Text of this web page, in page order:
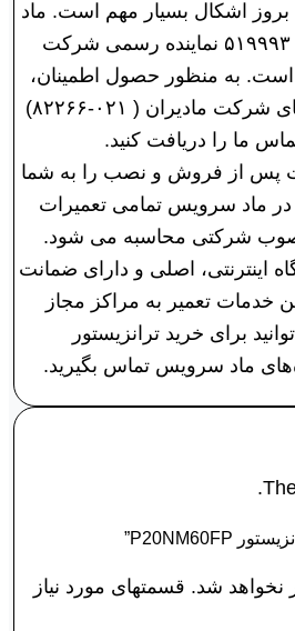
اشکال بسیار مهم است. ماد
سرویس با کد نمایندگی ۵۱۹۹۹۳ نماینده رسمی شرکت
است. به منظور حصول اطمینان،
شما می توانید با تلفن‌های شرکت مادیران ( ۰۲۱-۸۲۲۶۶)
ما را دریافت کنید.
پس از فروش و نصب را به شما
در ماد سرویس تمامی تعمیرات
شرکتی محاسبه می شود.
اینترنتی، اصلی و دارای ضمانت
خدمات تعمیر به مراکز مجاز
برای خرید ترانزیستور
شد. قسمتهای مورد نیاز